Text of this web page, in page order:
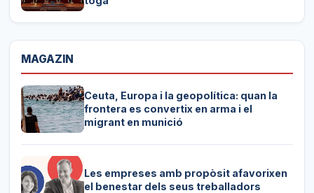
MAGAZIN
Ceuta, Europa i la geopolítica: quan la
frontera es convertix en arma i el
migrant en munició
Les empreses amb propòsit afavorixen
el benestar dels seus treballadors